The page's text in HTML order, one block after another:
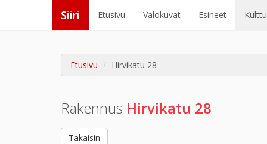
Siiri Etusivu Valokuvat Esineet
Etusivu Hirvikatu 28
Rakennus Hirvikatu 28
Takaisin